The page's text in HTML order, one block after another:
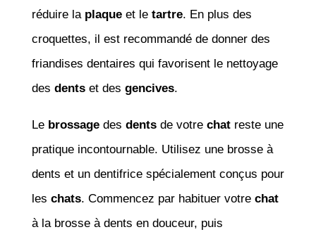
réduire la plaqueet le tartre. En plus des
croquettes, il est recommandé de donner des
friandises dentaires qui favorisent le nettoyage
des dentset des gencives.
Le brossagedes dentsde votre chatreste une
pratique incontournable. Utilisez une brosse à
dents et un dentifrice spécialement conçus pour
les chats. Commencez par habituer votre chat
à la brosse à dents en douceur, puis